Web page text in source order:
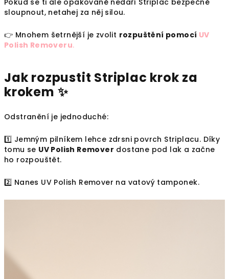
Pokud se ti ale opakovaně nedaří Striplac bezpečně
sloupnout, netahej za něj silou.
👉 Mnohem šetrnější je zvolit rozpuštění pomocí UV
Polish Removeru.
Jak rozpustit Striplac krok za
krokem ✨
Odstranění je jednoduché:
1️⃣ Jemným pilníkem lehce zdrsni povrch Striplacu. Díky
tomu se UV Polish Remover dostane pod lak a začne
ho rozpouštět.
2️⃣ Nanes UV Polish Remover na vatový tamponek.